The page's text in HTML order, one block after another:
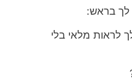
לך בראש:
מלאי בלי